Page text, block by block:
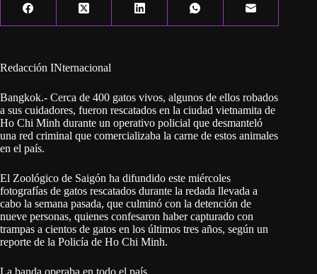
Redacción INternacional
Bangkok.- Cerca de 400 gatos vivos, algunos de ellos robados
a sus cuidadores, fueron rescatados en la ciudad vietnamita de
Ho Chi Minh durante un operativo policial que desmanteló
una red criminal que comercializaba la carne de estos animales
en el país.
El Zoológico de Saigón ha difundido este miércoles
fotografías de gatos rescatados durante la redada llevada a
cabo la semana pasada, que culminó con la detención de
nueve personas, quienes confesaron haber capturado con
trampas a cientos de gatos en los últimos tres años, según un
reporte de la Policía de Ho Chi Minh.